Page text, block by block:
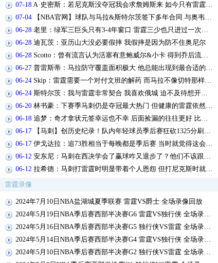
07-18 A·史密斯：若尼克斯没夺冠我会求詹姆斯来 如今只有雷霆是威胁
07-04 【NBA官网】球队与马拉&斯特尔茨签下多年合同 与奥韦等3人签双向
06-28 老里：绿军三巨头只有3-4年窗口 雷霆三少也只进过一次总决赛
06-28 迪瓦茨：亚历山大没必要假摔 我假摔是因为防不住奥尼尔
06-28 Scotto：曾有流言认为活塞有意鲍威尔&小卡 得到乔后流言逐渐平息
06-27 普雷斯蒂：马拉防守覆盖面积极大 他总能出现到最合适的防守位置
06-24 Skip：雷霆需要一个对付文班的解药 而马拉不像切特那样害怕文班
06-24 斯特尔茨：我与雷霆非常契合 我喜欢俄城 迫不及待想开启新征程
06-20 林书豪：下赛季马刺仍是夺冠最大热门 但健康的雷霆依然充满威胁
06-18 追梦：奇才拿状元签幸运也不幸 后面捡漏的往往更好 比如奥登和KD
06-17 【马刺】创历史纪录！队内年轻球员季后赛狂砍1325分刷新NBA新高
06-17 伊戈达拉：追73胜相当于每晚都是季后赛 当时就觉得这会反噬我们
06-12 安东尼：马刺在西决学会了赢球咋又退步了？他们不该跟骑士一样
06-12 拉希德：马刺打雷霆时明显带着个人恩怨 但打尼克斯时就没了
雷霆录像
2024年7月10日NBA盐湖城夏季联赛 雷霆VS爵士 全场录像回放